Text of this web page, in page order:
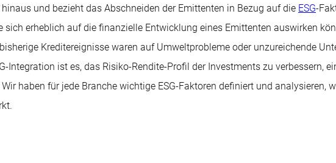
und bezieht das Abschneiden der Emittenten in Bezug auf die ESG-
erheblich auf die finanzielle Entwicklung eines Emittenten auswirken
Kreditereignisse waren auf Umweltprobleme oder unzureichende
ist es, das Risiko-Rendite-Profil der Investments zu verbessern,
haben für jede Branche wichtige ESG-Faktoren definiert und analysieren,